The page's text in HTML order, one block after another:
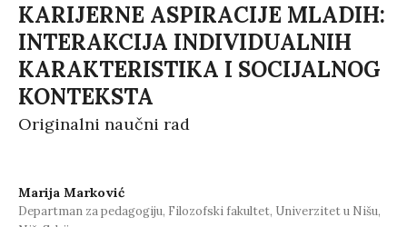
KARIJERNE ASPIRACIJE MLADIH:
INTERAKCIJA INDIVIDUALNIH
KARAKTERISTIKA I SOCIJALNOG
KONTEKSTA
Originalni naučni rad
Marija Marković
Departman za pedagogiju, Filozofski fakultet, Univerzitet u Nišu,